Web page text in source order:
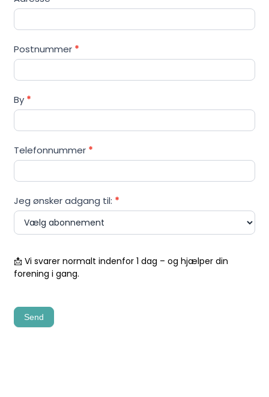
Postnummer *
By *
Telefonnummer *
Jeg ønsker adgang til: *
📩 Vi svarer normalt indenfor 1 dag – og hjælper din
forening i gang.
Send